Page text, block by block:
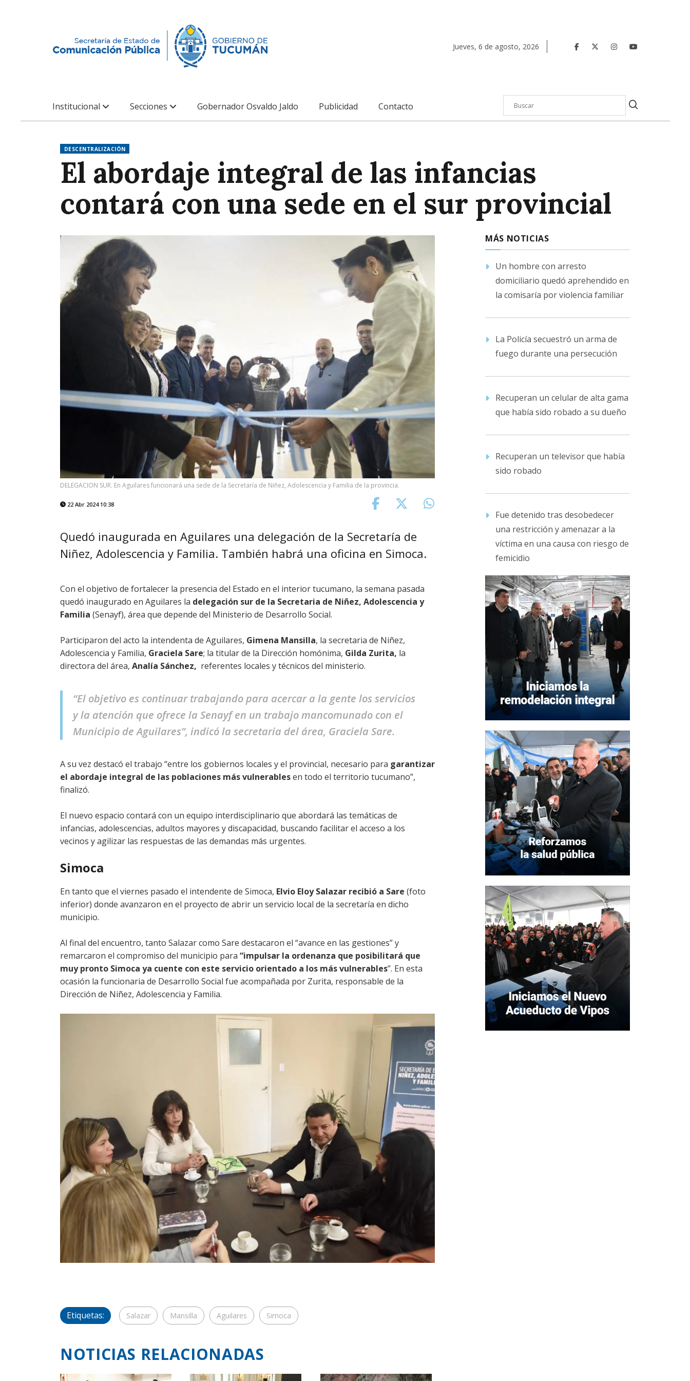
Jueves, 6 de agosto, 2026
Institucional Secciones Gobernador Osvaldo Jaldo Publicidad Contacto
DESCENTRALIZACIÓN
El abordaje integral de las infancias
contará con una sede en el sur provincial
DELEGACION SUR. En Aguilares funcionará una sede de la Secretaría de Niñez, Adolescencia y Familia de la provincia.
22 Abr 2024 10:38
Quedó inaugurada en Aguilares una delegación de la Secretaría de
Niñez, Adolescencia y Familia. También habrá una oficina en Simoca.
Con el objetivo de fortalecer la presencia del Estado en el interior tucumano, la semana pasada
quedó inaugurado en Aguilares la delegación sur de la Secretaria de Niñez, Adolescencia y
Familia (Senayf), área que depende del Ministerio de Desarrollo Social.
Participaron del acto la intendenta de Aguilares, Gimena Mansilla, la secretaria de Niñez,
Adolescencia y Familia, Graciela Sare; la titular de la Dirección homónima, Gilda Zurita, la
directora del área, Analía Sánchez, referentes locales y técnicos del ministerio.
“El objetivo es continuar trabajando para acercar a la gente los servicios
y la atención que ofrece la Senayf en un trabajo mancomunado con el
Municipio de Aguilares”, indicó la secretaria del área, Graciela Sare.
A su vez destacó el trabajo “entre los gobiernos locales y el provincial, necesario para garantizar
el abordaje integral de las poblaciones más vulnerablesen todo el territorio tucumano”,
finalizó.
El nuevo espacio contará con un equipo interdisciplinario que abordará las temáticas de
infancias, adolescencias, adultos mayores y discapacidad, buscando facilitar el acceso a los
vecinos y agilizar las respuestas de las demandas más urgentes.
Simoca
En tanto que el viernes pasado el intendente de Simoca, Elvio Eloy Salazar recibió a Sare (foto
inferior) donde avanzaron en el proyecto de abrir un servicio local de la secretaría en dicho
municipio.
Al final del encuentro, tanto Salazar como Sare destacaron el “avance en las gestiones” y
remarcaron el compromiso del municipio para “impulsar la ordenanza que posibilitará que
muy pronto Simoca ya cuente con este servicio orientado a los más vulnerables”. En esta
ocasión la funcionaria de Desarrollo Social fue acompañada por Zurita, responsable de la
Dirección de Niñez, Adolescencia y Familia.
Etiquetas: Salazar Mansilla Aguilares Simoca
NOTICIAS RELACIONADAS
MÁS NOTICIAS
Un hombre con arresto
domiciliario quedó aprehendido en
la comisaría por violencia familiar
La Policía secuestró un arma de
fuego durante una persecución
Recuperan un celular de alta gama
que había sido robado a su dueño
Recuperan un televisor que había
sido robado
Fue detenido tras desobedecer
una restricción y amenazar a la
víctima en una causa con riesgo de
femicidio